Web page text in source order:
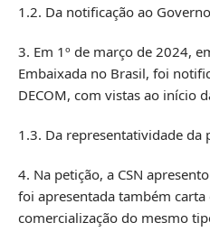
1.2. Da notificação ao
3. Em 1º de março de 2024,
Embaixada no Brasil, foi
DECOM, com vistas ao início
1.3. Da representatividade
4. Na petição, a CSN
foi apresentada também carta
comercialização do mesmo